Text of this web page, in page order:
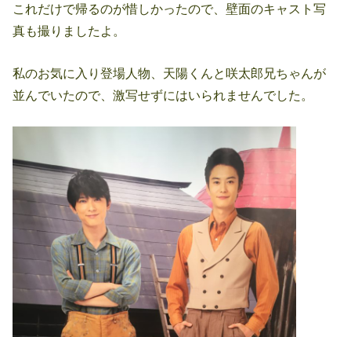
これだけで帰るのが惜しかったので、壁面のキャスト写
真も撮りましたよ。
私のお気に入り登場人物、天陽くんと咲太郎兄ちゃんが
並んでいたので、激写せずにはいられませんでした。